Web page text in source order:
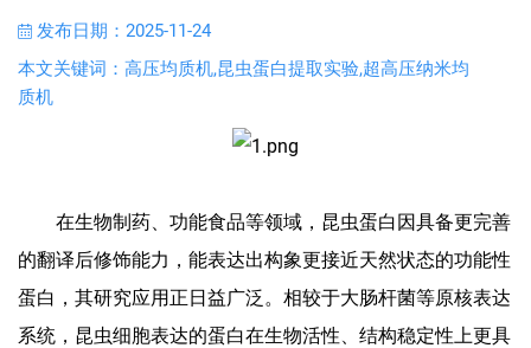
发布日期：2025-11-24
本文关键词：高压均质机,昆虫蛋白提取实验,超高压纳米均
质机
在生物制药、功能食品等领域，昆虫蛋白因具备更完善
的翻译后修饰能力，能表达出构象更接近天然状态的功能性
蛋白，其研究应用正日益广泛。相较于大肠杆菌等原核表达
系统，昆虫细胞表达的蛋白在生物活性、结构稳定性上更具